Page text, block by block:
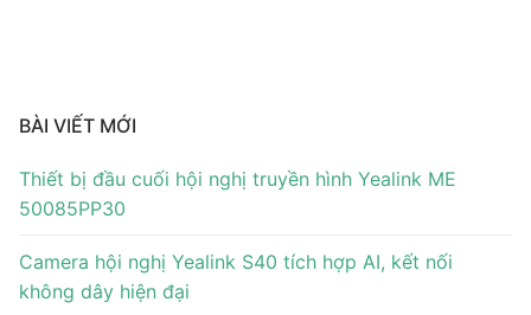
Hỗ trợ
Tài liệu hướng dẫn
Tài liệu hướng dẫn
Giới thiệu
Đại lý
Tin tức
BÀI VIẾT MỚI
Thiết bị đầu cuối hội nghị truyền hình Yealink ME
50085PP30
Camera hội nghị Yealink S40 tích hợp AI, kết nối
không dây hiện đại